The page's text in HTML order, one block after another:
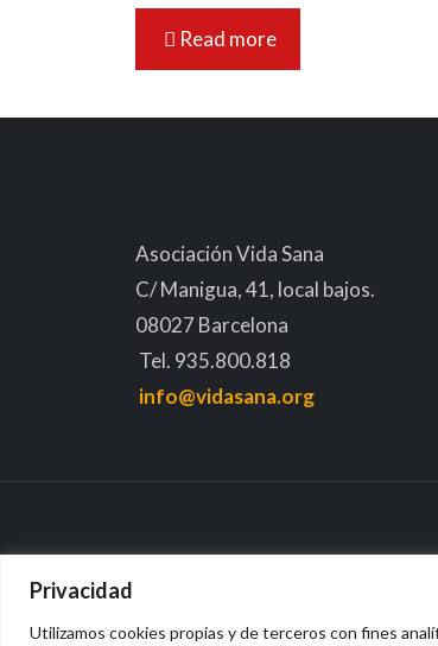
Privacidad
Utilizamos cookies propias y de terceros con fines
Read more
Asociación Vida Sana
C/ Manigua, 41, local bajos.
08027 Barcelona
Tel. 935.800.818
info@vidasana.org